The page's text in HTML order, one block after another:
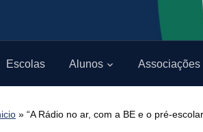
Escolas Alunos Associações
» “A Rádio no ar, com a BE e o pré-